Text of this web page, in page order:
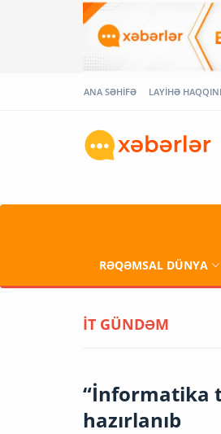
ANA SƏHİFƏ LAYİHƏ
RƏQƏMSAL DÜNYA
İT GÜNDƏM
“İnformatika
hazırlanıb